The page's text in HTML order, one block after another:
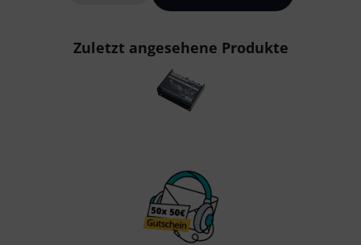
Zuletzt angesehene Produkte